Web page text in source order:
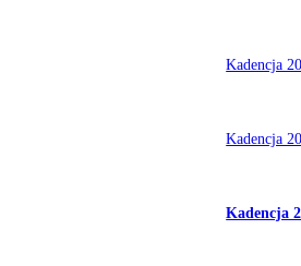
Kadencja
Kadencja
Kadencja